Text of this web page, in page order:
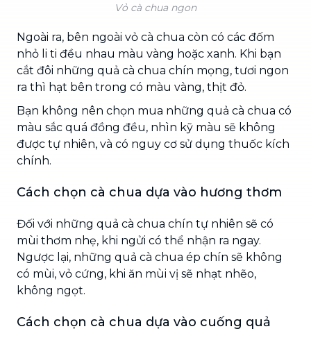
Vỏ cà chua ngon
Ngoài ra, bên ngoài vỏ cà chua còn có các đốm
nhỏ li ti đều nhau màu vàng hoặc xanh. Khi bạn
cắt đôi những quả cà chua chín mọng, tươi ngon
ra thì hạt bên trong có màu vàng, thịt đỏ.
Bạn không nên chọn mua những quả cà chua có
màu sắc quá đồng đều, nhìn kỹ màu sẽ không
được tự nhiên, và có nguy cơ sử dụng thuốc kích
chính.
Cách chọn cà chua dựa vào hương thơm
Đối với những quả cà chua chín tự nhiên sẽ có
mùi thơm nhẹ, khi ngửi có thể nhận ra ngay.
Ngược lại, những quả cà chua ép chín sẽ không
có mùi, vỏ cứng, khi ăn mùi vị sẽ nhạt nhẽo,
không ngọt.
Cách chọn cà chua dựa vào cuống quả